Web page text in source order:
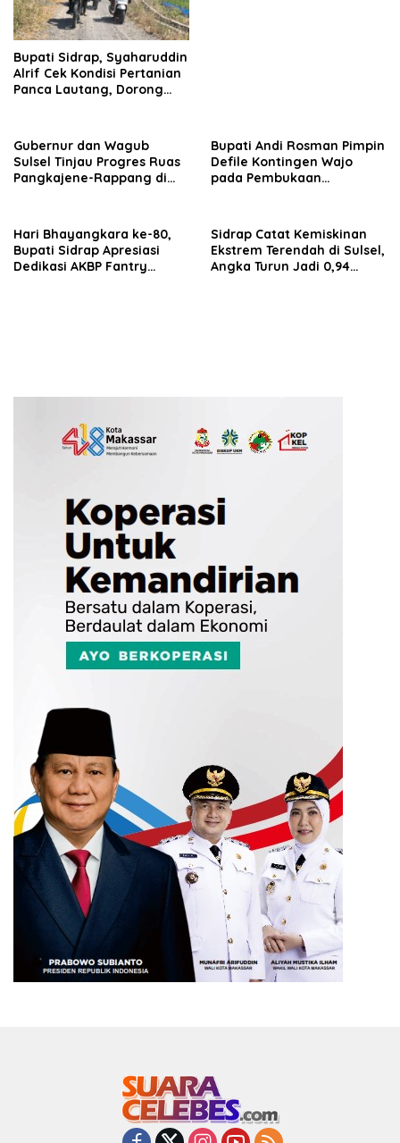
Bupati Sidrap, Syaharuddin
Alrif Cek Kondisi Pertanian
Panca Lautang, Dorong
Gubernur dan Wagub
Sulsel Tinjau Progres Ruas
Pangkajene-Rappang di
Ekonomi Warga
Bupati Andi Rosman Pimpin
Defile Kontingen Wajo
pada Pembukaan
Hari Bhayangkara ke-80,
Bupati Sidrap Apresiasi
Dedikasi AKBP Fantry
Sidrap Catat Kemiskinan
Ekstrem Terendah di Sulsel,
Angka Turun Jadi 0,94